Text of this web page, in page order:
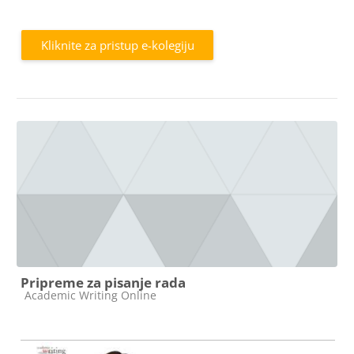
a
y
V
Kliknite za pristup e-kolegiju
Pripreme za pisanje rada
Kategorija e-kolegija
Academic Writing Online